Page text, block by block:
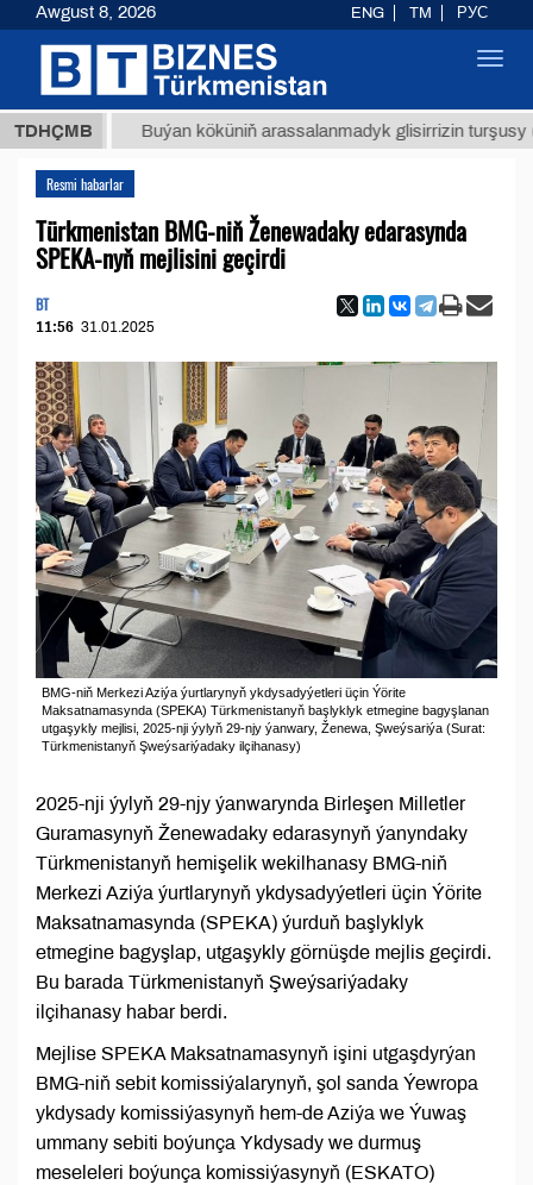
TDHÇMBBuýan köküniň arassalanmadyk glisirrizin turşusy (t.)
Resmi habarlar
Türkmenistan BMG-niň Ženewadaky edarasynda
SPEKA-nyň mejlisini geçirdi
BT
11:56 31.01.2025
BMG-niň Merkezi Aziýa ýurtlarynyň ykdysadyýetleri üçin Ýörite
Maksatnamasynda (SPEKA) Türkmenistanyň başlyklyk etmegine bagyşlanan
utgaşykly mejlisi, 2025-nji ýylyň 29-njy ýanwary, Ženewa, Şweýsariýa (Surat:
Türkmenistanyň Şweýsariýadaky ilçihanasy)
2025-nji ýylyň 29-njy ýanwarynda Birleşen Milletler
Guramasynyň Ženewadaky edarasynyň ýanyndaky
Türkmenistanyň hemişelik wekilhanasy BMG-niň
Merkezi Aziýa ýurtlarynyň ykdysadyýetleri üçin Ýörite
Maksatnamasynda (SPEKA) ýurduň başlyklyk
etmegine bagyşlap, utgaşykly görnüşde mejlis geçirdi.
Bu barada Türkmenistanyň Şweýsariýadaky
ilçihanasy habar berdi.
Mejlise SPEKA Maksatnamasynyň işini utgaşdyrýan
BMG-niň sebit komissiýalarynyň, şol sanda Ýewropa
ykdysady komissiýasynyň hem-de Aziýa we Ýuwaş
ummany sebiti boýunça Ykdysady we durmuş
meseleleri boýunça komissiýasynyň (ESKATO)
Awgust 8, 2026 ENG TM РУС